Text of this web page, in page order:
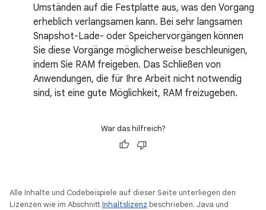
Umständen auf die Festplatte aus, was den Vorgang
erheblich verlangsamen kann. Bei sehr langsamen
Snapshot-Lade- oder Speichervorgängen können
Sie diese Vorgänge möglicherweise beschleunigen,
indem Sie RAM freigeben. Das Schließen von
Anwendungen, die für Ihre Arbeit nicht notwendig
sind, ist eine gute Möglichkeit, RAM freizugeben.
War das hilfreich?
Alle Inhalte und Codebeispiele auf dieser Seite unterliegen den
Lizenzen wie im AbschnittInhaltslizenz beschrieben. Java und